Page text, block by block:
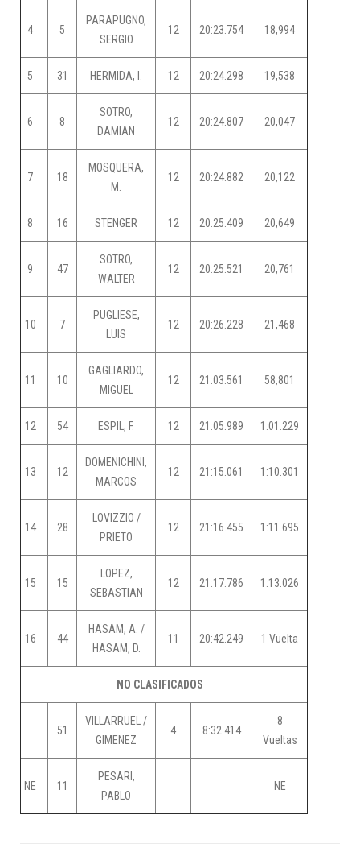
4 5
PARAPUGNO,
SERGIO
12 20:23.754 18,994
5 31 HERMIDA, I. 12 20:24.298 19,538
6 8
SOTRO,
DAMIAN
12 20:24.807 20,047
7 18
MOSQUERA,
M.
12 20:24.882 20,122
8 16 STENGER 12 20:25.409 20,649
9 47
SOTRO,
WALTER
12 20:25.521 20,761
10 7
PUGLIESE,
LUIS
12 20:26.228 21,468
11 10
GAGLIARDO,
MIGUEL
12 21:03.561 58,801
12 54 ESPIL, F. 12 21:05.989 1:01.229
13 12
DOMENICHINI,
MARCOS
12 21:15.061 1:10.301
14 28
LOVIZZIO /
PRIETO
12 21:16.455 1:11.695
15 15
LOPEZ,
SEBASTIAN
12 21:17.786 1:13.026
16 44
HASAM, A. /
HASAM, D.
11 20:42.249 1 Vuelta
NO CLASIFICADOS
51
VILLARRUEL /
GIMENEZ
4 8:32.414
8
Vueltas
NE 11
PESARI,
PABLO
NE